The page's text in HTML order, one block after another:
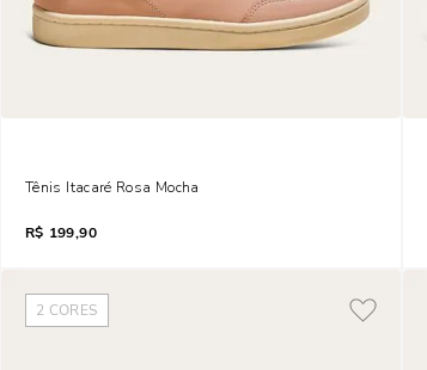
Tênis Itacaré Rosa Mocha
R$ 199,90
2 CORES